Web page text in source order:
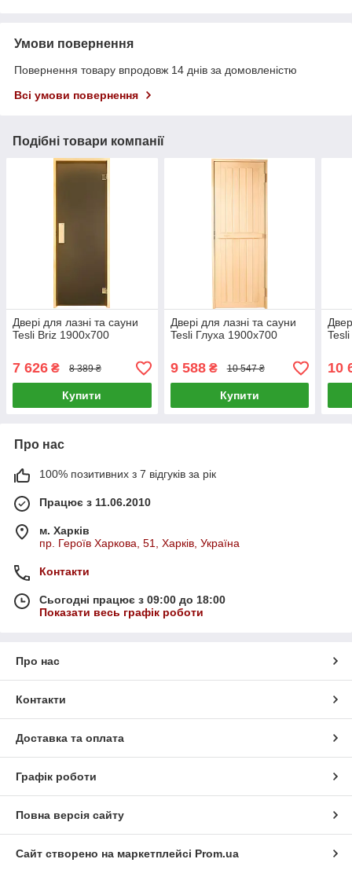
Умови повернення
Повернення товару впродовж 14 днів за домовленістю
Всі умови повернення
Подібні товари компанії
Двері для лазні та сауни
Tesli Briz 1900х700
7 626 ₴ 8 389 ₴
Купити
Двері для лазні та сауни
Tesli Глуха 1900х700
9 588₴ 10 547 ₴
Купити
10
Про нас
100% позитивних з 7 відгуків за рік
Працює з 11.06.2010
м. Харків
пр. Героїв Харкова, 51, Харків, Україна
Контакти
Сьогодні працює з 09:00 до 18:00
Показати весь графік роботи
Про нас
Контакти
Доставка та оплата
Графік роботи
Повна версія сайту
Сайт створено на маркетплейсі Prom.ua